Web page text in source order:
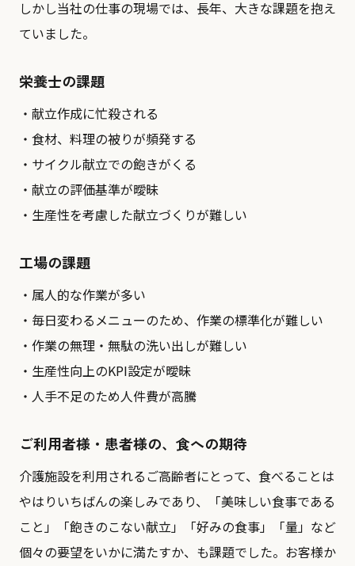
しかし当社の仕事の現場では、長年、大きな課題を抱え
ていました。
栄養士の課題
・献立作成に忙殺される
・食材、料理の被りが頻発する
・サイクル献立での飽きがくる
・献立の評価基準が曖昧
・生産性を考慮した献立づくりが難しい
工場の課題
・属人的な作業が多い
・毎日変わるメニューのため、作業の標準化が難しい
・作業の無理・無駄の洗い出しが難しい
・生産性向上のKPI設定が曖昧
・人手不足のため人件費が高騰
ご利用者様・患者様の、食への期待
介護施設を利用されるご高齢者にとって、食べることは
やはりいちばんの楽しみであり、「美味しい食事である
こと」「飽きのこない献立」「好みの食事」「量」など
個々の要望をいかに満たすか、も課題でした。お客様か